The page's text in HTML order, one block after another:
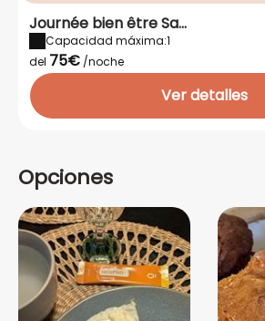
Journée bien être Sa...
Capacidad máxima:1
del 75€ /noche
Ver detalles
Opciones